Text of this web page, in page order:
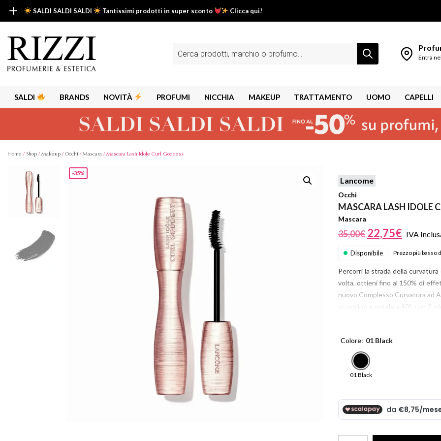
SALDI SALDI SALDI Tantissimi prodotti in super sconto Clicca qui!
SALDI SALDI SALDI
Fino al -50% su tantissimi prodotti beauty nella sezione saldi: il tuo glow estivo inizia da qui.
Scopri tutti i prodotti in super saldo!
prodotti
Entra
SALDI BRANDS
Armaf
Armani Beauty
Armani Parfums
Atkinsons
NOVITÀ PROFUMI NICCHIA MAKEUP TRATTAMENTO UOMO CAPELLI
Home / Shop / Makeup / Occhi / Mascara / Mascara Lash Idole Curl Goddess
-35%
Lancome
Occhi
MASCARA LASH IDOLE
Mascara
35,00€ 22,75€ IVA
Disponibile Prezzo più basso
Percorri la strada della
volta, ottieni fino al 150% di
nuovo Complesso Curvatura ad
scovolino a spirale a 40°, con 2
eccezionali. Perfetto per
istantaneamente incurvate e
su 30 donne. **Test di
Colore 01 Black
01 Black